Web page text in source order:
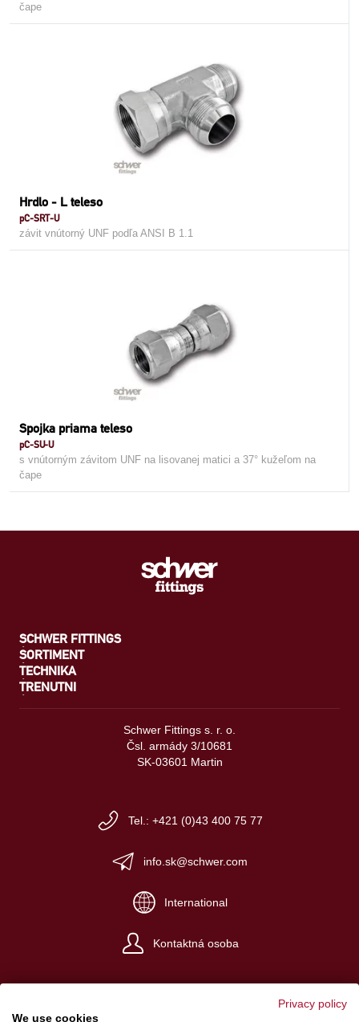
čape
Hrdlo - L teleso
pC-SRT-U
závit vnútorný UNF podľa ANSI B 1.1
Spojka priama teleso
pC-SU-U
s vnútorným závitom UNF na lisovanej matici a 37° kužeľom na
čape
SCHWER FITTINGS
SORTIMENT
TECHNIKA
TRENUTNI
Schwer Fittings s. r. o.
Čsl. armády 3/10681
SK-03601 Martin
Tel.: +421 (0)43 400 75 77
info.sk@schwer.com
International
Kontaktná osoba
Privacy policy
We use cookies